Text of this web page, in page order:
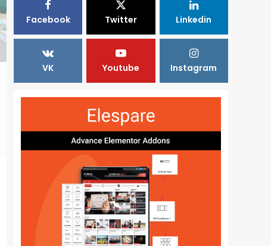
Facebook Twitter Linkedin
VK Youtube Instagram